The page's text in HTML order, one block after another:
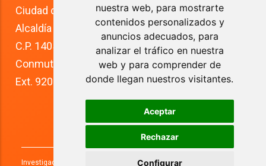
nuestra web, para mostrarte
contenidos personalizados y
anuncios adecuados, para
analizar el tráfico en nuestra
web y para comprender de
donde llegan nuestros visitantes.
Aceptar
Rechazar
Configurar
Ciudad de México
Alcaldía Tlalpan
C.P. 14050
Conmutador: +52 (55) 5627 0210
Ext. 9200
Investigaciones y Estudios Superiores, S.C. 2026. Todos los